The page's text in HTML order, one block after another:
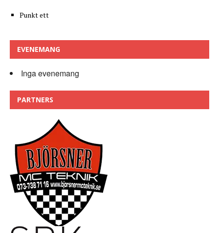
Punkt ett
EVENEMANG
Inga evenemang
PARTNERS